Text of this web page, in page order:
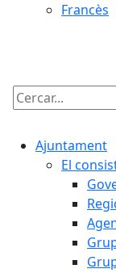
Francès
Cercar:
Ajuntament
El